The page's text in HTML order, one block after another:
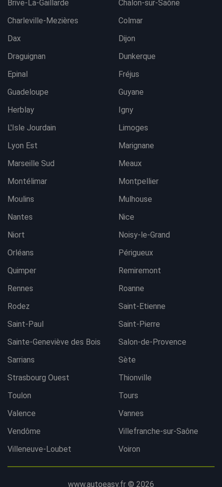
Brive-La-Gaillarde
Chalon-sur-Saône
Charleville-Mezières
Colmar
Dax
Dijon
Draguignan
Dunkerque
Epinal
Fréjus
Guadeloupe
Guyane
Herblay
Igny
L'Isle Jourdain
Limoges
Lyon Est
Marignane
Marseille Sud
Meaux
Montélimar
Montpellier
Moulins
Mulhouse
Nantes
Nice
Niort
Noisy-le-Grand
Orléans
Périgueux
Quimper
Remiremont
Rennes
Roanne
Rodez
Saint-Etienne
Saint-Paul
Saint-Pierre
Sainte-Geneviève des Bois
Salon-de-Provence
Sarrians
Sète
Strasbourg Ouest
Thionville
Toulon
Tours
Valence
Vannes
Vendôme
Villefranche-sur-Saône
Villeneuve-Loubet
Voiron
www.autoeasy.fr © 2026